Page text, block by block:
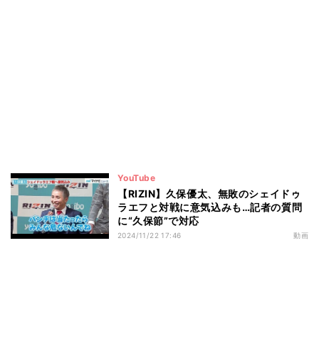
YouTube
【RIZIN】久保優太、無敗のシェイドゥ
ラエフと対戦に意気込みも…記者の質問
に“久保節”で対応
2024/11/22 17:46 動画